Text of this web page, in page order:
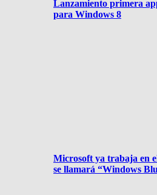
Lanzamiento primera
para Windows 8
Microsoft ya trabaja en
se llamará “Windows